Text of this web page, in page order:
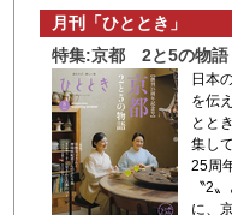
月刊「ひととき」
特集:京都 2と5の物語
日本
を伝
とと
集し
25周
〝2
に、